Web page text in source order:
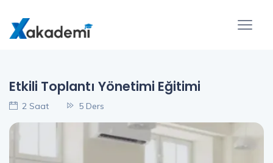
Etkili Toplantı Yönetimi Eğitimi
2 Saat 5 Ders